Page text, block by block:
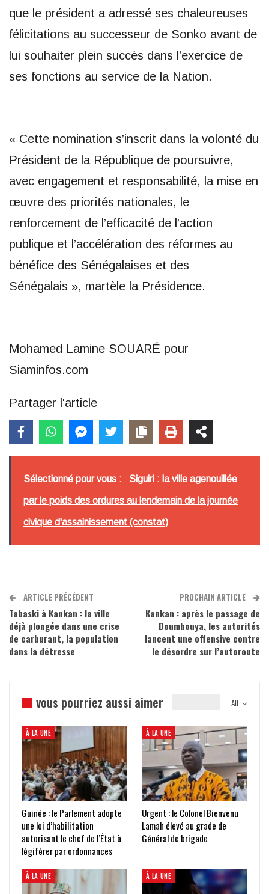
que le président a adressé ses chaleureuses
félicitations au successeur de Sonko avant de
lui souhaiter plein succès dans l’exercice de
ses fonctions au service de la Nation.
« Cette nomination s’inscrit dans la volonté du
Président de la République de poursuivre,
avec engagement et responsabilité, la mise en
œuvre des priorités nationales, le
renforcement de l’efficacité de l’action
publique et l’accélération des réformes au
bénéfice des Sénégalaises et des
Sénégalais », martèle la Présidence.
Mohamed Lamine SOUARÉ pour
Siaminfos.com
Partager l'article
Sélectionné pour vous : Siguiri : la ville agenouillée
par le poids des ordures au lendemain de la journée
civique d'assainissement (constat)
ARTICLE PRÉCÉDENT
Tabaski à Kankan : la ville
déjà plongée dans une crise
de carburant, la population
dans la détresse
PROCHAIN ARTICLE
Kankan : après le passage de
Doumbouya, les autorités
lancent une offensive contre
le désordre sur l’autoroute
All
vous pourriez aussi aimer
À LA UNE
Guinée : le Parlement adopte
une loi d’habilitation
autorisant le chef de l’État à
légiférer par ordonnances
À LA UNE
Urgent : le Colonel Bienvenu
Lamah élevé au grade de
Général de brigade
À LA UNE À LA UNE